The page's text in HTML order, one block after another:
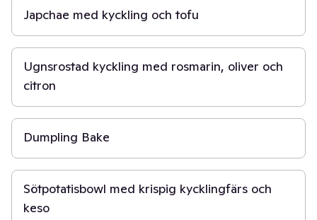
Japchae med kyckling och tofu
1 t 30 min
Ugnsrostad kyckling med rosmarin, oliver och
citron
30 min
Dumpling Bake
40 min
Sötpotatisbowl med krispig kycklingfärs och
keso